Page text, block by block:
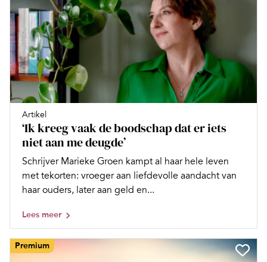
Artikel
‘Ik kreeg vaak de boodschap dat er iets
niet aan me deugde’
Schrijver Marieke Groen kampt al haar hele leven
met tekorten: vroeger aan liefdevolle aandacht van
haar ouders, later aan geld en...
Lees meer
Premium